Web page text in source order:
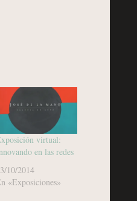
virtual:
en las redes
10/2014
«Exposiciones»